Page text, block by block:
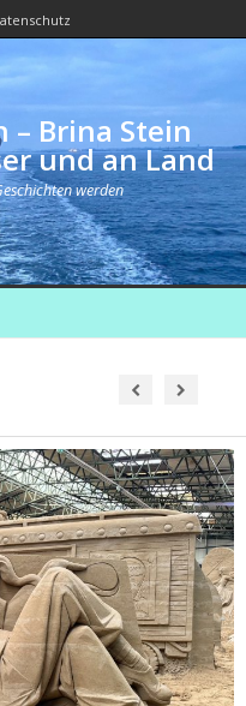
Brina Stein
und an Land
werden